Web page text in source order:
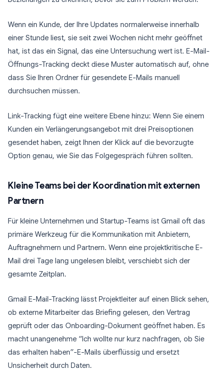
Wenn ein Kunde, der Ihre Updates normalerweise innerhalb
einer Stunde liest, sie seit zwei Wochen nicht mehr geöffnet
hat, ist das ein Signal, das eine Untersuchung wert ist. E-Mail-
Öffnungs-Tracking deckt diese Muster automatisch auf, ohne
dass Sie Ihren Ordner für gesendete E-Mails manuell
durchsuchen müssen.
Link-Tracking fügt eine weitere Ebene hinzu: Wenn Sie einem
Kunden ein Verlängerungsangebot mit drei Preisoptionen
gesendet haben, zeigt Ihnen der Klick auf die bevorzugte
Option genau, wie Sie das Folgegespräch führen sollten.
Kleine Teams bei der Koordination mit externen
Partnern
Für kleine Unternehmen und Startup-Teams ist Gmail oft das
primäre Werkzeug für die Kommunikation mit Anbietern,
Auftragnehmern und Partnern. Wenn eine projektkritische E-
Mail drei Tage lang ungelesen bleibt, verschiebt sich der
gesamte Zeitplan.
Gmail E-Mail-Tracking lässt Projektleiter auf einen Blick sehen,
ob externe Mitarbeiter das Briefing gelesen, den Vertrag
geprüft oder das Onboarding-Dokument geöffnet haben. Es
macht unangenehme “Ich wollte nur kurz nachfragen, ob Sie
das erhalten haben”-E-Mails überflüssig und ersetzt
Unsicherheit durch Daten.